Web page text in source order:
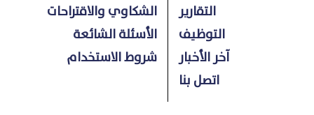
التقارير
التوظيف
آخر الأخبار
اتصل بنا
الشكاوي والاقتراحات
الأسئلة الشائعة
شروط الاستخدام